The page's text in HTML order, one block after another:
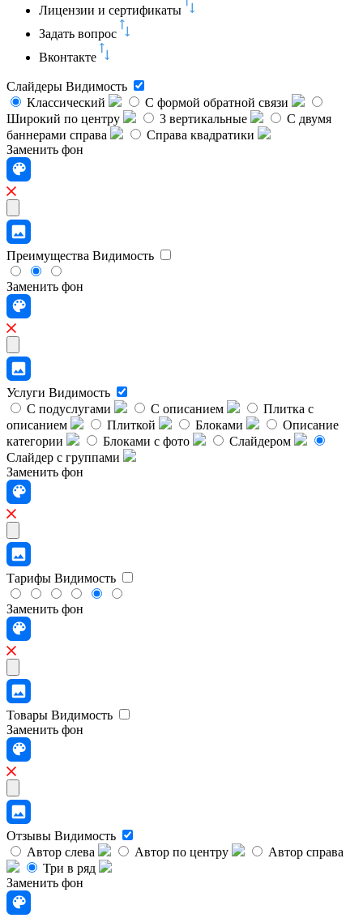
Лицензии и сертификаты
Задать вопрос
Вконтакте
Слайдеры Видимость
Классический
C формой обратной связи
Широкий по центру
3 вертикальные
С двумя
баннерами справа
Справа квадратики
Заменить фон
Преимущества Видимость
Заменить фон
Услуги Видимость
С подуслугами
С описанием
Плитка с
описанием
Плиткой Блоками
Описание
категории
Блоками с фото
Слайдером
Слайдер с группами
Заменить фон
Тарифы Видимость
Заменить фон
Товары Видимость
Заменить фон
Отзывы Видимость
Автор слева
Автор по центру
Автор справа
Три в ряд
Заменить фон